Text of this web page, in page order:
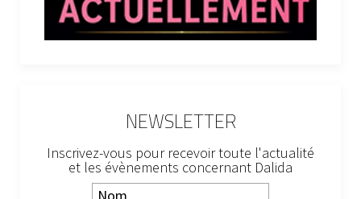
NEWSLETTER
Inscrivez-vous pour recevoir toute l'actualité
et les évènements concernant Dalida